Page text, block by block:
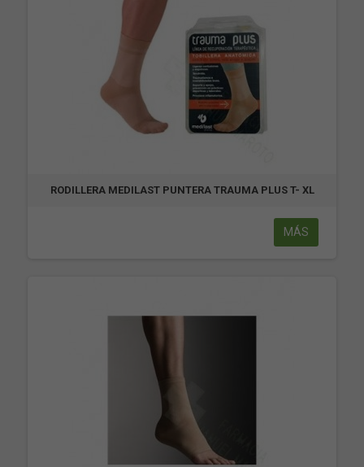
RODILLERA MEDILAST PUNTERA TRAUMA PLUS T- XL
MÁS